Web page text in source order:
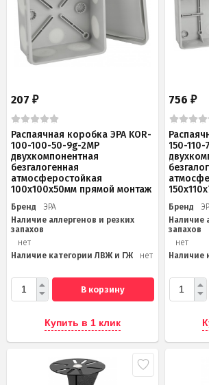
207 ₽
Распаячная коробка ЭРА KOR-
100-100-50-9g-2MP
двухкомпонентная
безгалогенная
атмосферостойкая
100х100х50мм прямой монтаж
Бренд
ЭРА
Наличие аллергенов и резких
запахов
нет
Наличие категории ЛВЖ и ГЖ
нет
В корзину
Купить в 1 клик
756₽
150-110-
Бренд
Наличие
запахов
нет
Наличие